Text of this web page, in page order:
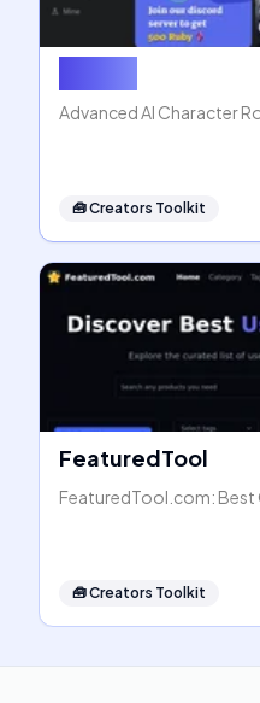
Advanced AI Character
🧰Creators Toolkit
FeaturedTool
FeaturedTool.com: Best
🧰Creators Toolkit